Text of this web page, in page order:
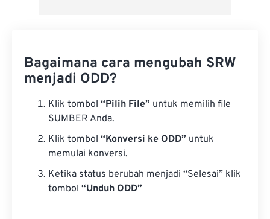
Bagaimana cara mengubah SRW
menjadi ODD?
Klik tombol “Pilih File” untuk memilih file
SUMBER Anda.
Klik tombol “Konversi ke ODD” untuk
memulai konversi.
Ketika status berubah menjadi “Selesai” klik
tombol “Unduh ODD”